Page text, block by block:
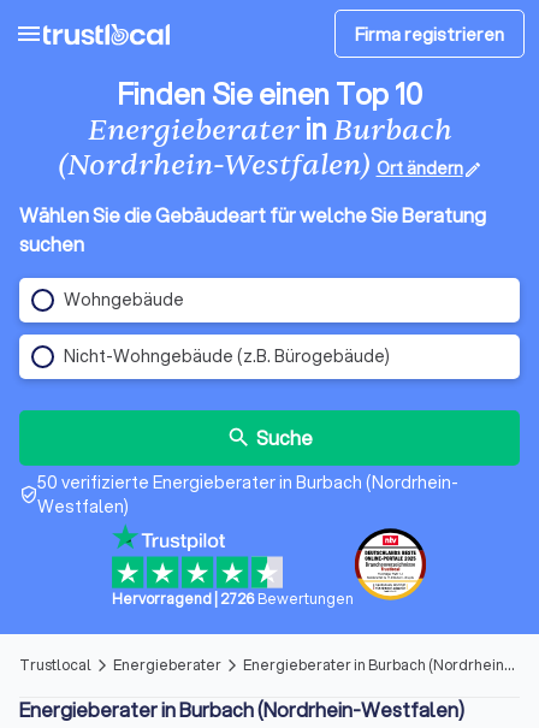
menu Firma registrieren
Finden Sie einen Top 10
EnergieberaterinBurbach
(Nordrhein-Westfalen) Ort ändernedit
Wählen Sie die Gebäudeart für welche Sie Beratung
suchen
Wohngebäude
Nicht-Wohngebäude (z.B. Bürogebäude)
search Suche
verified_user
50 verifizierte Energieberater in Burbach (Nordrhein-
Westfalen)
Hervorragend 2726Bewertungen
Trustlocal arrow_forward_ios Energieberater arrow_forward_ios Energieberater in Burbach (Nordrhein-Westfalen)
Energieberater in Burbach (Nordrhein-Westfalen)